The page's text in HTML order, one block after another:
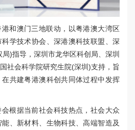
和澳门三地联动，以粤港澳大湾区
学技术协会、深港澳科技联盟、深
)指导，深圳市龙华区科创局、深圳
社会科学院研究生院(深圳)支持，旨
共建粤港澳科创共同体过程中发挥
根据当前社会科技热点，社会大众
、新材料、生物科技、高端智造及